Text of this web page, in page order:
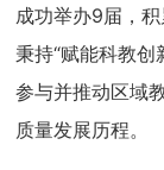
成功举办9届，
秉持“赋能科教
参与并推动区域
质量发展历程。